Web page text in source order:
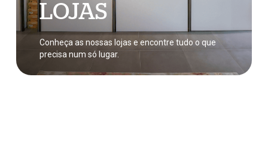
LOJAS
Conheça as nossas lojas e encontre tudo o que
precisa num só lugar.